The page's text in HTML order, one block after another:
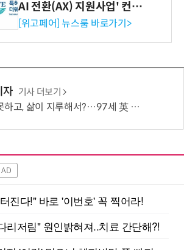
AI 전환(AX) 지원사업' 컨소
시엄 선정
[위고페어] 뉴스룸 바로가기>
자 기사 더보기
이 지루해서?…97세 英 할머니, 비행기 날개에 매달렸다
AD